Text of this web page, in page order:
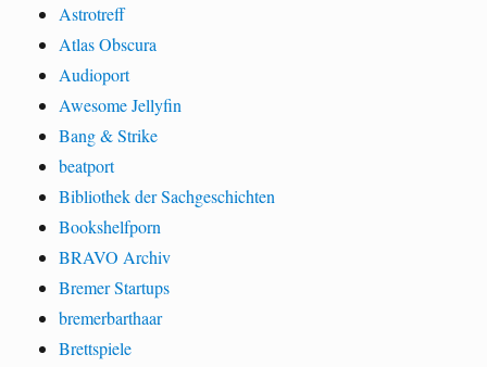
Astrotreff
Atlas Obscura
Audioport
Awesome Jellyfin
Bang & Strike
beatport
Bibliothek der Sachgeschichten
Bookshelfporn
BRAVO Archiv
Bremer Startups
bremerbarthaar
Brettspiele